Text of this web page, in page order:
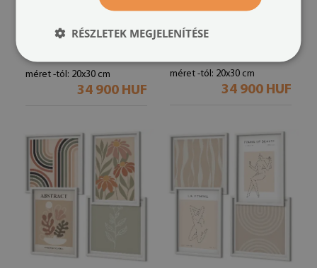
minimalista növényi
mintákkal
méret -tól: 20x30 cm
34 900 HUF
nappaliba
absztrakt növényi mintákkal
méret -tól: 20x30 cm
34 900 HUF
RÉSZLETEK MEGJELENÍTÉSE